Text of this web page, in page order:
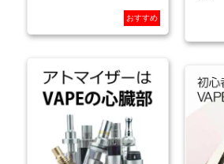
おすすめ